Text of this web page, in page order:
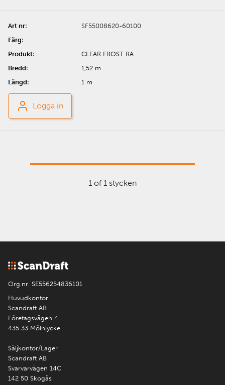
SF55008620-60100
CLEAR FROST RA
1,52 m
1 m
Logga in
1 of 1 stycken
Org.nr. SE556254836101
Huvudkontor
Scandraft AB
Företagsvägen 4
435 33 Mölnlycke
Säljkontor/Lager
Scandraft AB
Svarvarvägen 14C
142 50 Skogås